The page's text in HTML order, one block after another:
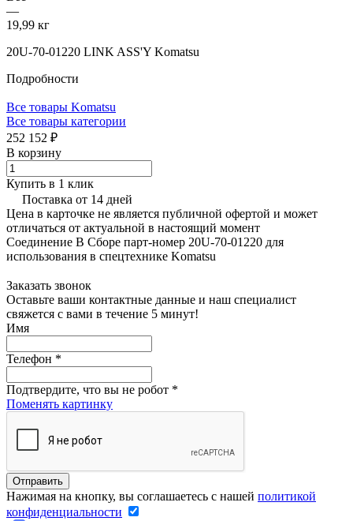
—
19,99 кг
20U-70-01220 LINK ASS'Y Komatsu
Подробности
Все товары Komatsu
Все товары категории
252 152 ₽
В корзину
Купить в 1 клик
Поставка от 14 дней
Цена в карточке не является публичной офертой и может
отличаться от актуальной в настоящий момент
Соединение В Сборе парт-номер 20U-70-01220 для
использования в спецтехнике Komatsu
Заказать звонок
Оставьте ваши контактные данные и наш специалист
свяжется с вами в течение 5 минут!
Имя
Телефон *
Подтвердите, что вы не робот *
Поменять картинку
Нажимая на кнопку, вы соглашаетесь с нашей политикой
конфиденциальности